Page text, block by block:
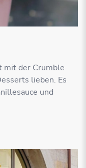
mit der Crumble
lieben. Es
und